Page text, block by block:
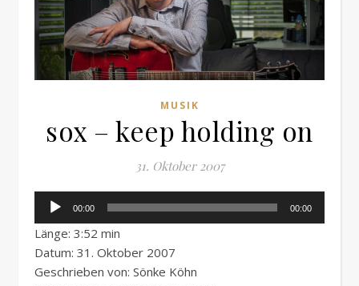
MUSIK
sox – keep holding on
31. Oktober 2007
Audio-
Player
00:00 00:00
Länge: 3:52 min
Datum: 31. Oktober 2007
Geschrieben von: Sönke Köhn